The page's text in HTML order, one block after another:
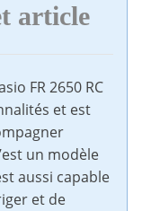
article
FR 2650 RC
et est
un modèle
aussi capable
et de